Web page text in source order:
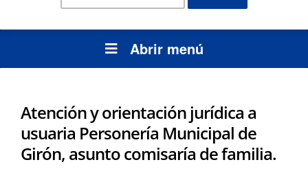
Abrir menú
Atención y orientación jurídica a
usuaria Personería Municipal de
Girón, asunto comisaría de familia.